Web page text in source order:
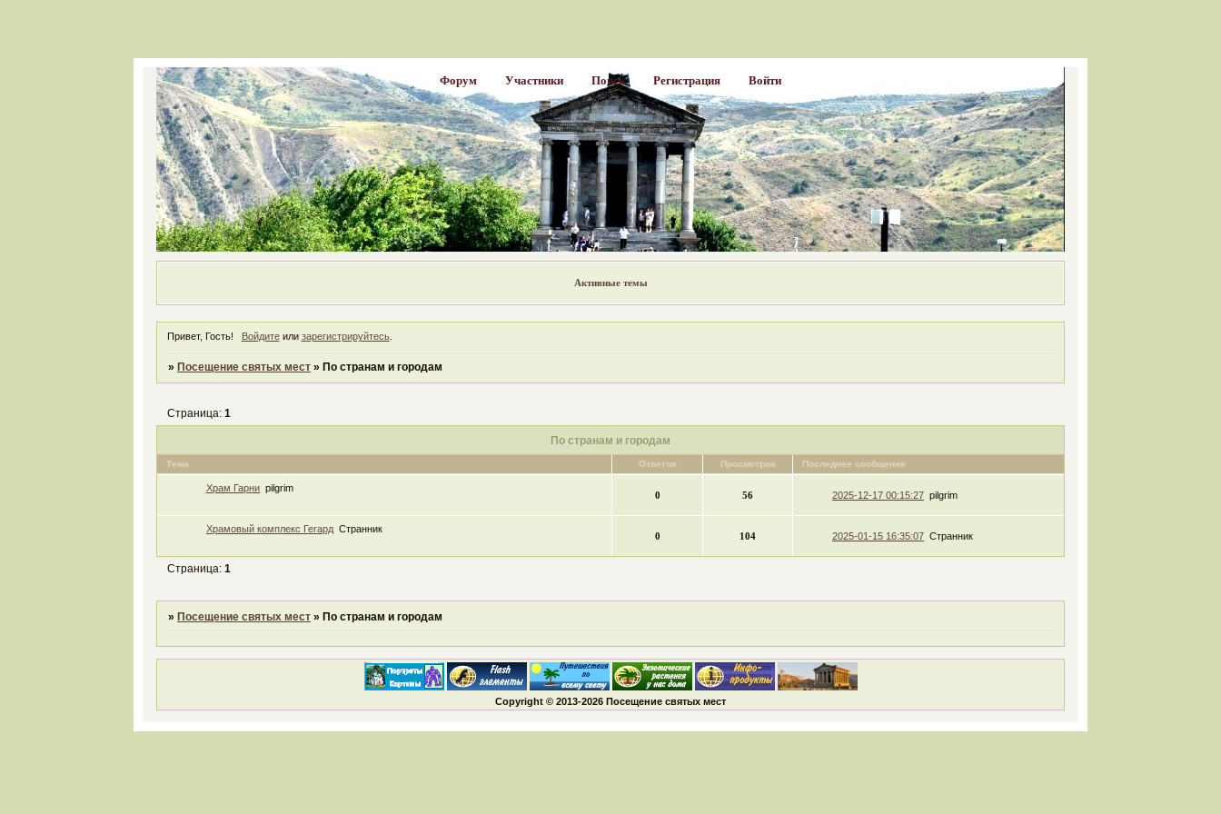
Форум Участники Поиск Регистрация Войти
Активные темы
Привет, Гость! Войдитеили зарегистрируйтесь.
»Посещение святых мест »По странам и городам
По странам и городам
Страница:1
Тема Ответов Просмотров Последнее сообщение
Храм Гарни pilgrim
0 56 2025-12-17 00:15:27 pilgrim
Храмовый комплекс Гегард Странник
0 104 2025-01-15 16:35:07 Странник
Страница:1
» Посещение святых мест » По странам и городам
Copyright © 2013-2026 Посещение святых мест